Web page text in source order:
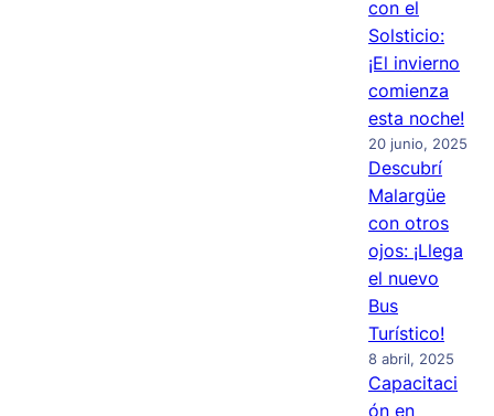
con el
Solsticio:
¡El invierno
comienza
esta noche!
20 junio, 2025
Descubrí
Malargüe
con otros
ojos: ¡Llega
el nuevo
Bus
Turístico!
8 abril, 2025
Capacitaci
ón en